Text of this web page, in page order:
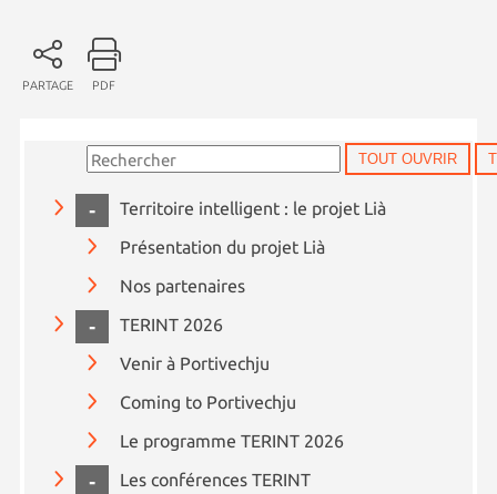
PARTAGE PDF
TOUT OUVRIR
COLLAPSE
Territoire intelligent : le projet Lià
Présentation du projet Lià
Nos partenaires
COLLAPSE
TERINT 2026
Venir à Portivechju
Coming to Portivechju
Le programme TERINT 2026
COLLAPSE
Les conférences TERINT